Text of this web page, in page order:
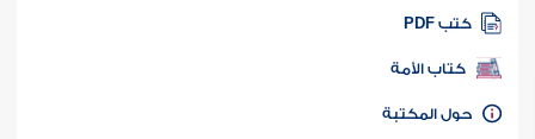
كتب PDF
كتاب الأمة